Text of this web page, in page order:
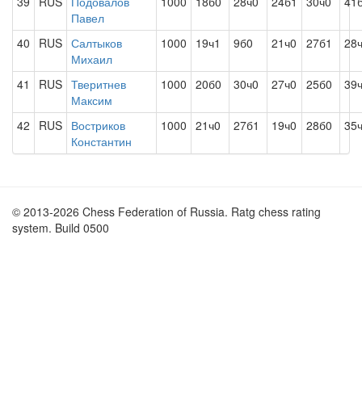
Павел
40 RUS Салтыков
Михаил
1000 19ч1 9б0 21ч0 27б1
41 RUS Тверитнев
Максим
1000 20б0 30ч0 27ч0 25б0
42 RUS Востриков
Константин
1000 21ч0 27б1 19ч0 28б0
© 2013-2026 Chess Federation of Russia. Ratg chess rating
system. Build 0500